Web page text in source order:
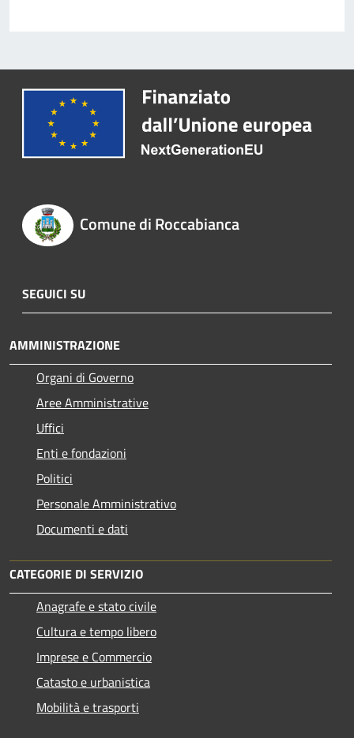
Comune di Roccabianca
SEGUICI SU
AMMINISTRAZIONE
Organi di Governo
Aree Amministrative
Uffici
Enti e fondazioni
Politici
Personale Amministrativo
Documenti e dati
CATEGORIE DI SERVIZIO
Anagrafe e stato civile
Cultura e tempo libero
Imprese e Commercio
Catasto e urbanistica
Mobilità e trasporti